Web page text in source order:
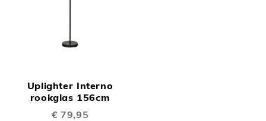
Uplighter Interno
rookglas 156cm
€ 79,95